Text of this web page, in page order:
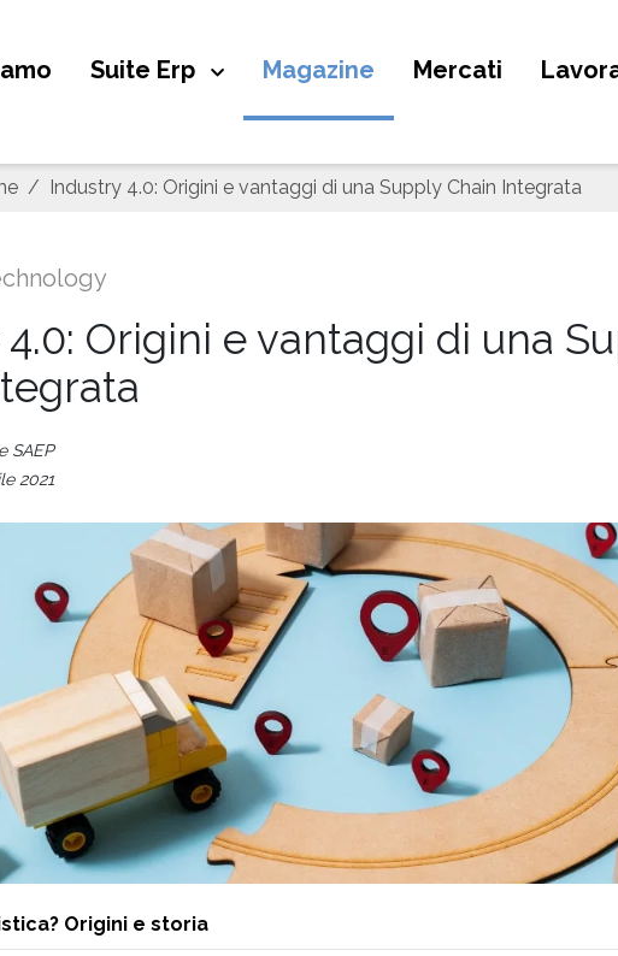
Suite Erp Magazine Mercati
Industry 4.0: Origini e vantaggi di una Supply Chain Integrata
Origini e vantaggi di una
SAEP
2021
Origini e storia